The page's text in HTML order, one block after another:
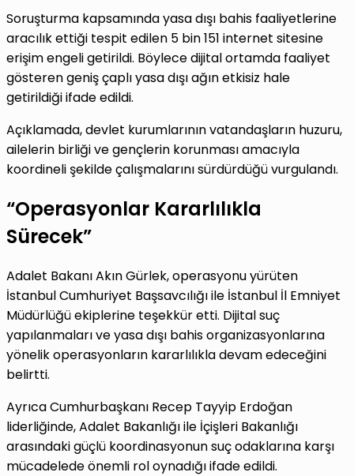
Soruşturma kapsamında yasa dışı bahis faaliyetlerine
aracılık ettiği tespit edilen 5 bin 151 internet sitesine
erişim engeli getirildi. Böylece dijital ortamda faaliyet
gösteren geniş çaplı yasa dışı ağın etkisiz hale
getirildiği ifade edildi.
Açıklamada, devlet kurumlarının vatandaşların huzuru,
ailelerin birliği ve gençlerin korunması amacıyla
koordineli şekilde çalışmalarını sürdürdüğü vurgulandı.
“Operasyonlar Kararlılıkla
Sürecek”
Adalet Bakanı Akın Gürlek, operasyonu yürüten
İstanbul Cumhuriyet Başsavcılığı ile İstanbul İl Emniyet
Müdürlüğü ekiplerine teşekkür etti. Dijital suç
yapılanmaları ve yasa dışı bahis organizasyonlarına
yönelik operasyonların kararlılıkla devam edeceğini
belirtti.
Ayrıca Cumhurbaşkanı Recep Tayyip Erdoğan
liderliğinde, Adalet Bakanlığı ile İçişleri Bakanlığı
arasındaki güçlü koordinasyonun suç odaklarına karşı
mücadelede önemli rol oynadığı ifade edildi.